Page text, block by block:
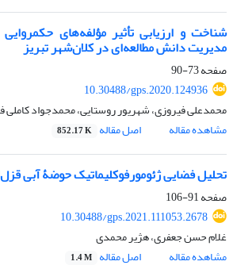
شناخت و ارزیابی تأثیر مؤلفه‌های
مدیریت دانش مطالعه‌ای در کلان‌شهر تبریز
صفحه73-90
10.30488/gps.2020.124936
محمدعلی فیروزی، شهریور روستایی، محمدجواد کاملی
مشاهده مقاله
اصل مقاله 852.17 K
تحلیل فضایی ژئومورفوکلیماتیک حوضۀ آبی
صفحه91-106
10.30488/gps.2021.111053.2678
غلام حسن جعفری، هژیر محمدی
مشاهده مقاله
اصل مقاله 1.4 M